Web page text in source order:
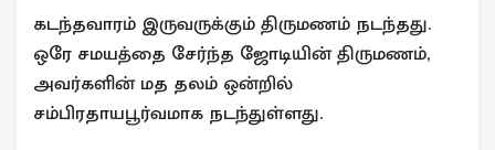
கடந்தவாரம் இருவருக்கும் திருமணம் நடந்தது.
ஒரே சமயத்தை சேர்ந்த ஜோடியின் திருமணம்,
அவர்களின் மத தலம் ஒன்றில்
சம்பிரதாயபூர்வமாக நடந்துள்ளது.